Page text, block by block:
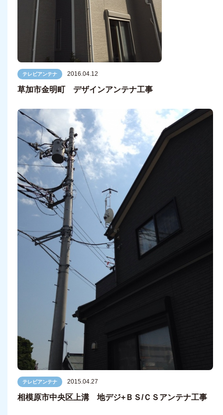
テレビアンテナ 2016.04.12
草加市金明町 デザインアンテナ工事
テレビアンテナ 2015.04.27
相模原市中央区上溝 地デジ+ＢＳ/ＣＳアンテナ工事